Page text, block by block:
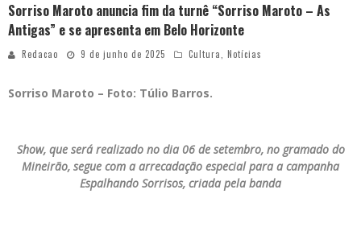
Sorriso Maroto anuncia fim da turnê “Sorriso Maroto – As
Antigas” e se apresenta em Belo Horizonte
Redacao 9 de junho de 2025 Cultura, Notícias
Sorriso Maroto – Foto: Túlio Barros.
Show, que será realizado no dia 06 de setembro, no gramado do
Mineirão, segue com a arrecadação especial para a campanha
Espalhando Sorrisos, criada pela banda